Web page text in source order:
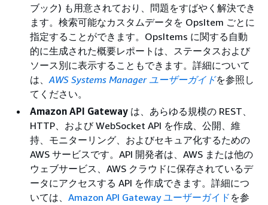
ブック) も用意されており、問題をすばやく解決でき
ます。検索可能なカスタムデータを OpsItem ごとに
指定することができます。OpsItems に関する自動
的に生成された概要レポートは、ステータスおよび
ソース別に表示することもできます。詳細について
は、AWS Systems Manager ユーザーガイドを参照し
てください。
Amazon API Gateway は、あらゆる規模の REST、
HTTP、および WebSocket API を作成、公開、維
持、モニターリング、およびセキュア化するための
AWS サービスです。API 開発者は、AWS または他の
ウェブサービス、AWS クラウドに保存されているデ
ータにアクセスする API を作成できます。詳細につ
いては、 Amazon API Gateway ユーザーガイド を参